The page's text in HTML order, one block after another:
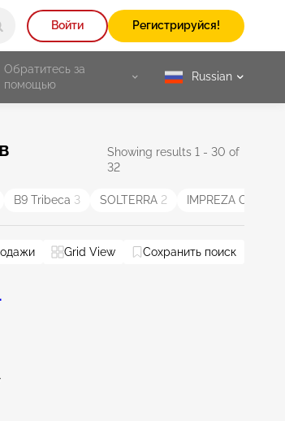
Войти Регистрируйся!
Обратитесь за
помощью
selected
Russian
Showing results 1 - 30 of
32
B9 Tribeca 3 SOLTERRA 2 IMPREZA
Grid View Сохранить поиск